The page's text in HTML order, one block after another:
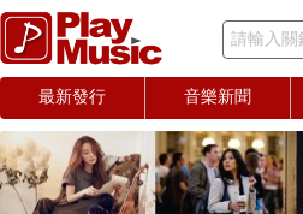
請輸入關
最新發行 音樂新聞